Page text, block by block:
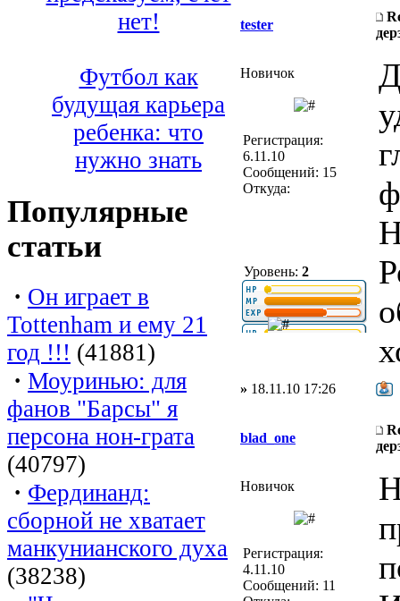
нет!
Футбол как
будущая карьера
ребенка: что
нужно знать
Популярные
статьи
· Он играет в
Tottenham и ему 21
год !!! (41881)
· Моуринью: для
фанов "Барсы" я
персона нон-грата
(40797)
· Фердинанд:
сборной не хватает
манкунианского духа
(38238)
tester
Новичок
Регистрация:
6.11.10
Сообщений: 15
Откуда:
Уровень: 2
» 18.11.10 17:26
blad_one
Новичок
Регистрация:
4.11.10
Сообщений: 11